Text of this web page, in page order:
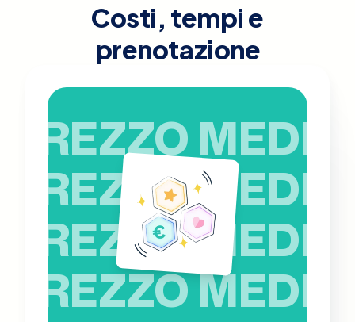
Costi, tempi e
prenotazione
PREZZO MEDIO
PREZZO MEDIO
PREZZO MEDIO
PREZZO MEDIO